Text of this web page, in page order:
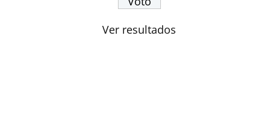
Ver resultados